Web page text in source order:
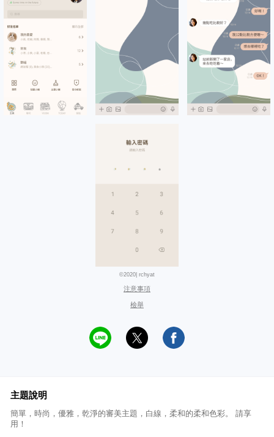
©2020| rchyat
注意事項
檢舉
主題說明
簡單，時尚，優雅，乾淨的審美主題，白線，柔和的柔和色彩。 請享
用！